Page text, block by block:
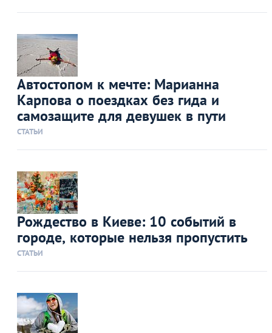
Автостопом к мечте: Марианна
Карпова о поездках без гида и
самозащите для девушек в пути
СТАТЬИ
Рождество в Киеве: 10 событий в
городе, которые нельзя пропустить
СТАТЬИ